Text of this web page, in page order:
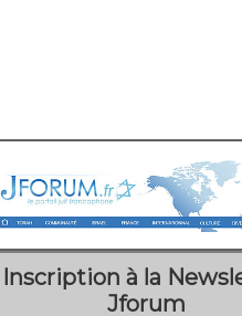
Inscription à la
Jforum